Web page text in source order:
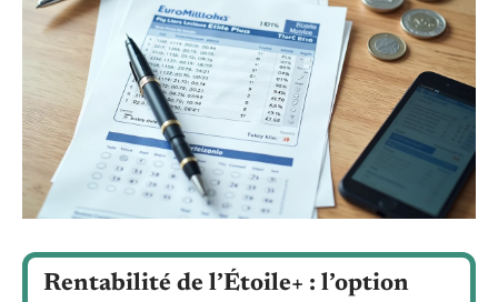
Rentabilité de l’Étoile+ : l’option